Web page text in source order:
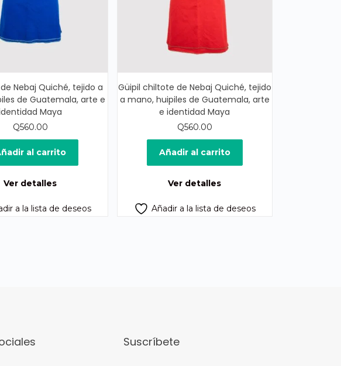
Nebaj Quiché, tejido a
de Guatemala, arte e
Maya
Q560.00
al carrito
Ver detalles
a la lista de deseos
Güipil chiltote de Nebaj Quiché, tejido
a mano, huipiles de Guatemala, arte
e identidad Maya
Q560.00
Añadir al carrito
Ver detalles
Añadir a la lista de deseos
Suscríbete